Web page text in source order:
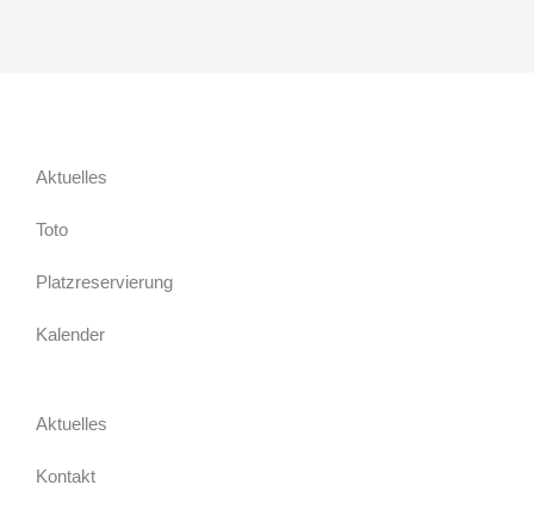
Aktuelles
Toto
Platzreservierung
Kalender
Aktuelles
Kontakt